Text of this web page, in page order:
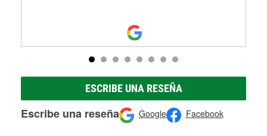
ESCRIBE UNA RESEÑA
Escribe una reseña Google Facebook